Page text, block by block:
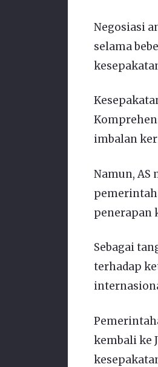
Negosiasi
selama
imbalan
Namun, AS
penerapan
Sebagai
terhadap
kembali ke